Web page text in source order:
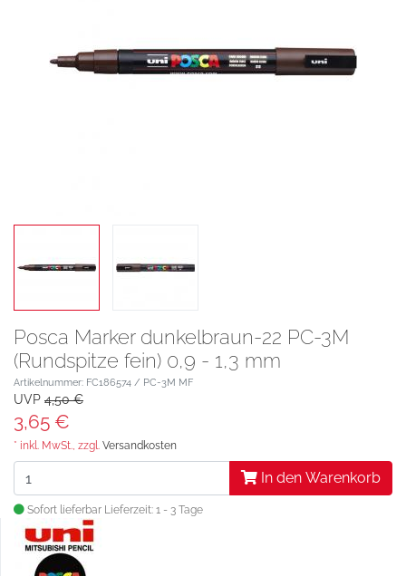
Posca Marker dunkelbraun-22 PC-3M
(Rundspitze fein) 0,9 - 1,3 mm
Artikelnummer: FC186574 / PC-3M MF
UVP 4,50 €
3,65 €
* inkl. MwSt., zzgl. Versandkosten
In den Warenkorb
Sofort lieferbar Lieferzeit: 1 - 3 Tage